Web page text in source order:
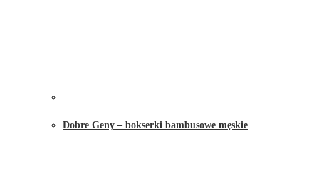
Dobre Geny – bokserki bambusowe męskie